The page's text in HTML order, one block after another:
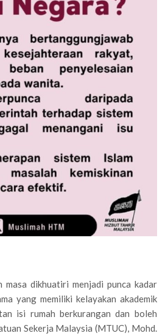
dikhuatiri menjadi punca kadar
yang memiliki kelayakan akademik
isi rumah berkurangan dan boleh
Sekerja Malaysia (MTUC), Mohd.